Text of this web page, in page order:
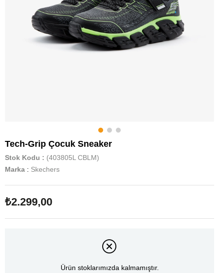
Tech-Grip Çocuk Sneaker
Stok Kodu
(403805L CBLM)
Marka : Skechers
₺2.299,00
Ürün stoklarımızda kalmamıştır.